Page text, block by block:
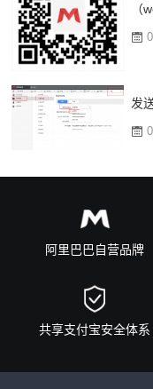
（
发
阿里巴巴自营品牌
共享支付宝安全体系